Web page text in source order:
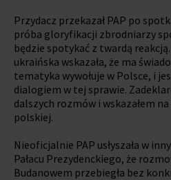
Przydacz przekazał PAP po
próba gloryfikacji zbrodniarzy
będzie spotykać z twardą
ukraińska wskazała, że ma
tematyka wywołuje w Polsce, i
dialogiem w tej sprawie.
dalszych rozmów i wskazałem
polskiej.
Nieoficjalnie PAP usłyszała w
Pałacu Prezydenckiego, że
Budanowem przebiegła bez